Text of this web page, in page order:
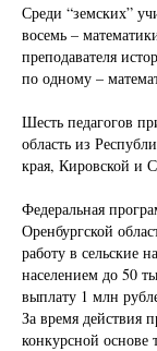
Среди “земских”
восемь –
преподавателя
по одному –
Шесть педагогов
область из
края, Кировской и
Федеральная
Оренбургской
работу в сельские
населением до 50
выплату 1 млн
За время действия
конкурсной основе